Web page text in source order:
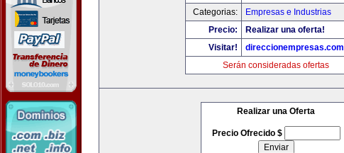
Categorias:
Empresas e Industrias
Precio:
Realizar una oferta!
Visitar!
direccionempresas.com
Serán consideradas ofertas
Realizar una Oferta
Precio Ofrecido $